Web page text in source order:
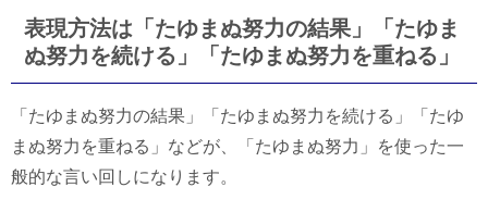
表現方法は「たゆまぬ努力の結果」「たゆま
ぬ努力を続ける」「たゆまぬ努力を重ねる」
「たゆまぬ努力の結果」「たゆまぬ努力を続ける」「たゆ
まぬ努力を重ねる」などが、「たゆまぬ努力」を使った一
般的な言い回しになります。